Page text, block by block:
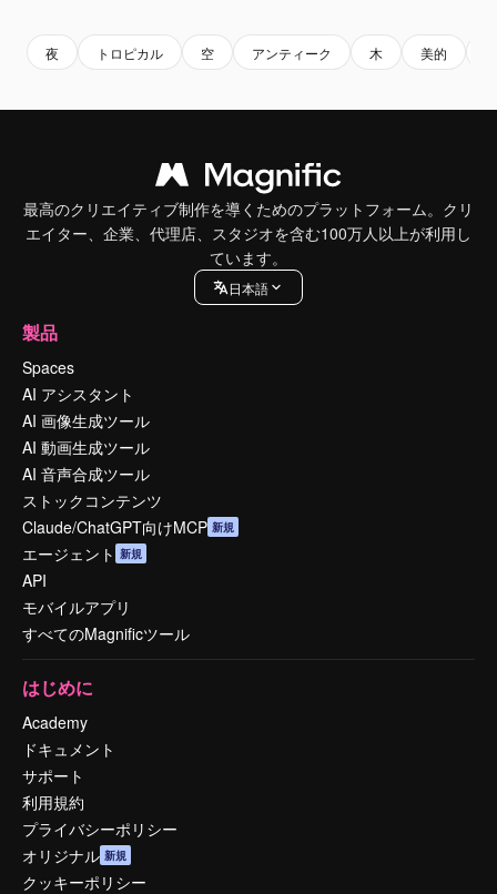
夜 トロピカル 空 アンティーク 木 美的
最高のクリエイティブ制作を導くためのプラットフォーム。クリ
エイター、企業、代理店、スタジオを含む100万人以上が利用し
ています。
日本語
製品
Spaces
AI アシスタント
AI 画像生成ツール
AI 動画生成ツール
AI 音声合成ツール
ストックコンテンツ
Claude/ChatGPT向けMCP 新規
エージェント 新規
API
モバイルアプリ
すべてのMagnificツール
はじめに
Academy
ドキュメント
サポート
利用規約
プライバシーポリシー
オリジナル 新規
クッキーポリシー